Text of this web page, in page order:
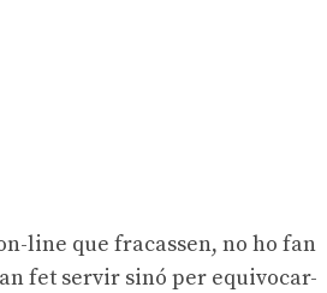
line que fracassen, no ho fan
fet servir sinó per equivocar-